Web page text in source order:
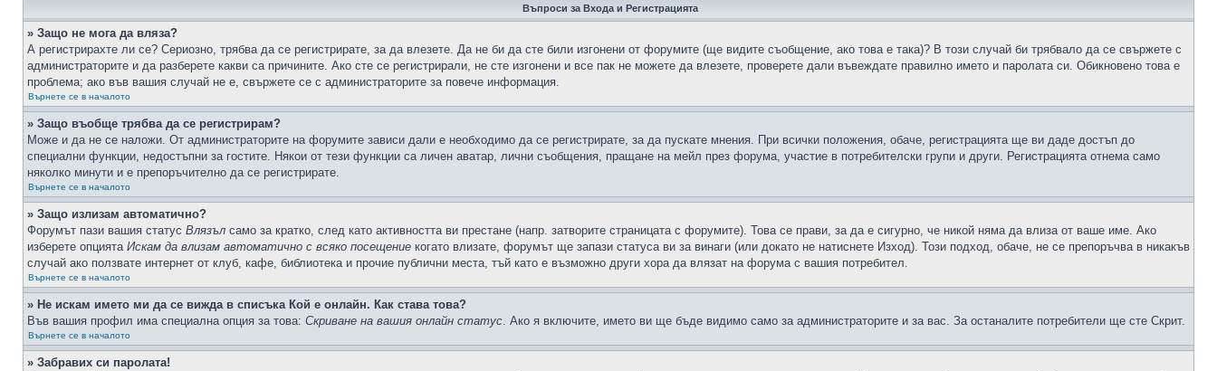
Въпроси за Входа и Регистрацията
» Защо не мога да вляза?
А регистрирахте ли се? Сериозно, трябва да се регистрирате, за да влезете. Да не би да сте били изгонени от форумите (ще видите съобщение, ако това е така)? В този случай би трябвало да се свържете с
администраторите и да разберете какви са причините. Ако сте се регистрирали, не сте изгонени и все пак не можете да влезете, проверете дали въвеждате правилно името и паролата си. Обикновено това е
проблема; ако във вашия случай не е, свържете се с администраторите за повече информация.
Върнете се в началото
» Защо въобще трябва да се регистрирам?
Може и да не се наложи. От администраторите на форумите зависи дали е необходимо да се регистрирате, за да пускате мнения. При всички положения, обаче, регистрацията ще ви даде достъп до
специални функции, недостъпни за гостите. Някои от тези функции са личен аватар, лични съобщения, пращане на мейл през форума, участие в потребителски групи и други. Регистрацията отнема само
няколко минути и е препоръчително да се регистрирате.
Върнете се в началото
» Защо излизам автоматично?
Форумът пази вашия статус Влязъл само за кратко, след като активността ви престане (напр. затворите страницата с форумите). Това се прави, за да е сигурно, че никой няма да влиза от ваше име. Ако
изберете опцията Искам да влизам автоматично с всяко посещение когато влизате, форумът ще запази статуса ви за винаги (или докато не натиснете Изход). Този подход, обаче, не се препоръчва в никакъв
случай ако ползвате интернет от клуб, кафе, библиотека и прочие публични места, тъй като е възможно други хора да влязат на форума с вашия потребител.
Върнете се в началото
» Не искам името ми да се вижда в списъка Кой е онлайн. Как става това?
Във вашия профил има специална опция за това: Скриване на вашия онлайн статус. Ако я включите, името ви ще бъде видимо само за администраторите и за вас. За останалите потребители ще сте Скрит.
Върнете се в началото
» Забравих си паролата!